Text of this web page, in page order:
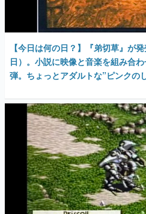
【今日は何の日？】『弟切草』が
日）。小説に映像と音楽を組み合
弾。ちょっとアダルトな”ピンクの